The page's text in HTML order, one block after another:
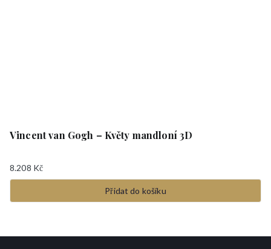
Vincent van Gogh – Květy mandloní 3D
8.208 Kč
Přidat do košíku